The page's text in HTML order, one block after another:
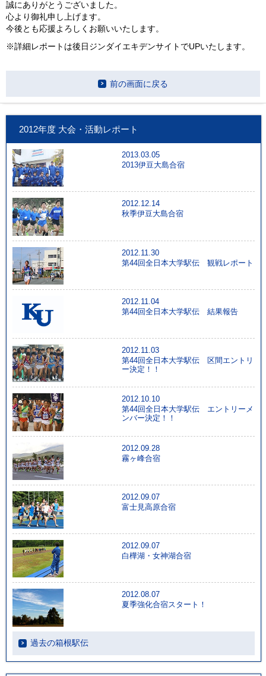
誠にありがとうございました。
心より御礼申し上げます。
今後とも応援よろしくお願いいたします。
※詳細レポートは後日ジンダイエキデンサイトでUPいたします。
前の画面に戻る
2012年度 大会・活動レポート
2013.03.05
2013伊豆大島合宿
2012.12.14
秋季伊豆大島合宿
2012.11.30
第44回全日本大学駅伝 観戦レポート
2012.11.04
第44回全日本大学駅伝 結果報告
2012.11.03
第44回全日本大学駅伝 区間エントリ
ー決定！！
2012.10.10
第44回全日本大学駅伝 エントリーメ
ンバー決定！！
2012.09.28
霧ヶ峰合宿
2012.09.07
富士見高原合宿
2012.09.07
白樺湖・女神湖合宿
2012.08.07
夏季強化合宿スタート！
過去の箱根駅伝